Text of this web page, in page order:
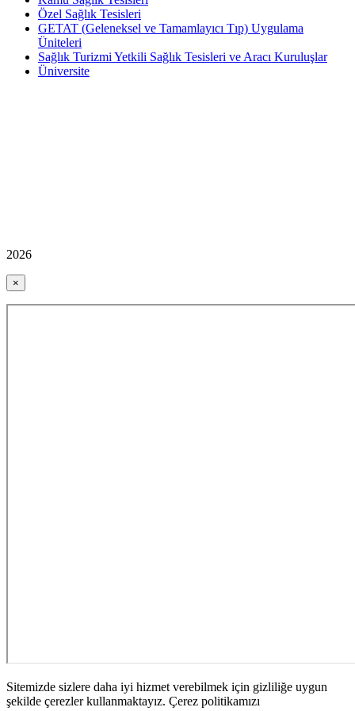
Özel Sağlık Tesisleri
GETAT (Geleneksel ve Tamamlayıcı Tıp) Uygulama
Üniteleri
Sağlık Turizmi Yetkili Sağlık Tesisleri ve Aracı Kuruluşlar
Üniversite
2026
×
Sitemizde sizlere daha iyi hizmet verebilmek için gizliliğe uygun
şekilde çerezler kullanmaktayız. Çerez politikamızı